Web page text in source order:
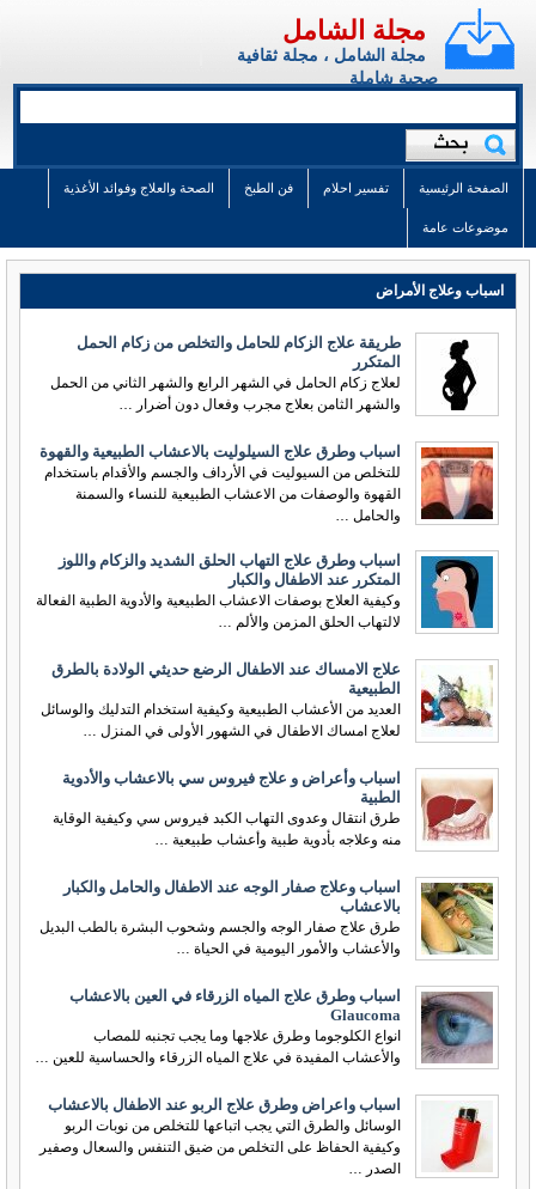
مجلة الشامل
مجلة الشامل ، مجلة ثقافية
صحية شاملة
الصفحة الرئيسية تفسير احلام فن الطبخ الصحة والعلاج وفوائد الأغذية
موضوعات عامة
اسباب وعلاج الأمراض
طريقة علاج الزكام للحامل والتخلص من زكام الحمل
المتكرر
لعلاج زكام الحامل في الشهر الرابع والشهر الثاني من الحمل
والشهر الثامن بعلاج مجرب وفعال دون أضرار …
اسباب وطرق علاج السيلوليت بالاعشاب الطبيعية والقهوة
للتخلص من السيوليت في الأرداف والجسم والأقدام باستخدام
القهوة والوصفات من الاعشاب الطبيعية للنساء والسمنة
والحامل …
اسباب وطرق علاج التهاب الحلق الشديد والزكام واللوز
المتكرر عند الاطفال والكبار
وكيفية العلاج بوصفات الاعشاب الطبيعية والأدوية الطبية الفعالة
لالتهاب الحلق المزمن والألم …
علاج الامساك عند الاطفال الرضع حديثي الولادة بالطرق
الطبيعية
العديد من الأعشاب الطبيعية وكيفية استخدام التدليك والوسائل
لعلاج امساك الاطفال في الشهور الأولى في المنزل …
اسباب وأعراض و علاج فيروس سي بالاعشاب والأدوية
الطبية
طرق انتقال وعدوى التهاب الكبد فيروس سي وكيفية الوقاية
منه وعلاجه بأدوية طبية وأعشاب طبيعية …
اسباب وعلاج صفار الوجه عند الاطفال والحامل والكبار
بالاعشاب
طرق علاج صفار الوجه والجسم وشحوب البشرة بالطب البديل
والأعشاب والأمور اليومية في الحياة …
اسباب وطرق علاج المياه الزرقاء في العين بالاعشاب
Glaucoma
انواع الكلوجوما وطرق علاجها وما يجب تجنبه للمصاب
والأعشاب المفيدة في علاج المياه الزرقاء والحساسية للعين …
اسباب واعراض وطرق علاج الربو عند الاطفال بالاعشاب
الوسائل والطرق التي يجب اتباعها للتخلص من نوبات الربو
وكيفية الحفاظ على التخلص من ضيق التنفس والسعال وصفير
الصدر …